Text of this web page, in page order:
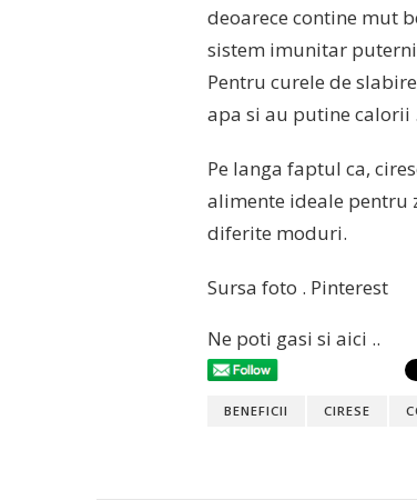
deoarece contine mut
sistem imunitar
Pentru curele de
apa si au putine calorii .
Pe langa faptul ca,
alimente ideale pentru
diferite moduri.
Sursa foto . Pinterest
Ne poti gasi si aici ..
BENEFICII CIRESE